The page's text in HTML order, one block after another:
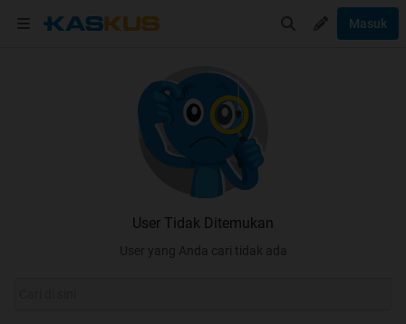
Masuk
User Tidak Ditemukan
User yang Anda cari tidak ada